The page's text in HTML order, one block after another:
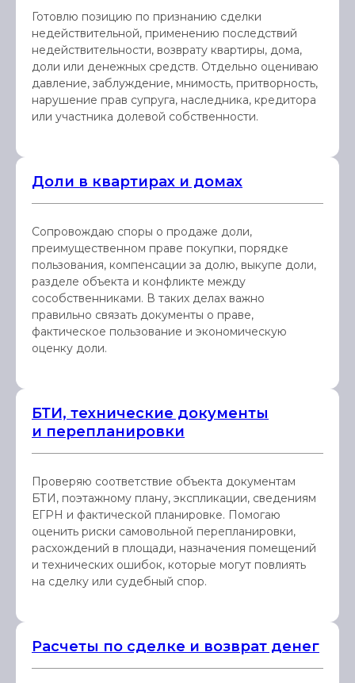
Готовлю позицию по признанию сделки
недействительной, применению последствий
недействительности, возврату квартиры, дома,
доли или денежных средств. Отдельно оцениваю
давление, заблуждение, мнимость, притворность,
нарушение прав супруга, наследника, кредитора
или участника долевой собственности.
Доли в квартирах и домах
Сопровождаю споры о продаже доли,
преимущественном праве покупки, порядке
пользования, компенсации за долю, выкупе доли,
разделе объекта и конфликте между
сособственниками. В таких делах важно
правильно связать документы о праве,
фактическое пользование и экономическую
оценку доли.
БТИ, технические документы
и перепланировки
Проверяю соответствие объекта документам
БТИ, поэтажному плану, экспликации, сведениям
ЕГРН и фактической планировке. Помогаю
оценить риски самовольной перепланировки,
расхождений в площади, назначения помещений
и технических ошибок, которые могут повлиять
на сделку или судебный спор.
Расчеты по сделке и возврат денег